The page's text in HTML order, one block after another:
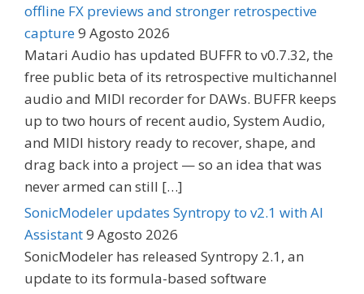
offline FX previews and stronger retrospective
capture9 Agosto 2026
Matari Audio has updated BUFFR to v0.7.32, the
free public beta of its retrospective multichannel
audio and MIDI recorder for DAWs. BUFFR keeps
up to two hours of recent audio, System Audio,
and MIDI history ready to recover, shape, and
drag back into a project — so an idea that was
never armed can still […]
SonicModeler updates Syntropy to v2.1 with AI
Assistant9 Agosto 2026
SonicModeler has released Syntropy 2.1, an
update to its formula-based software